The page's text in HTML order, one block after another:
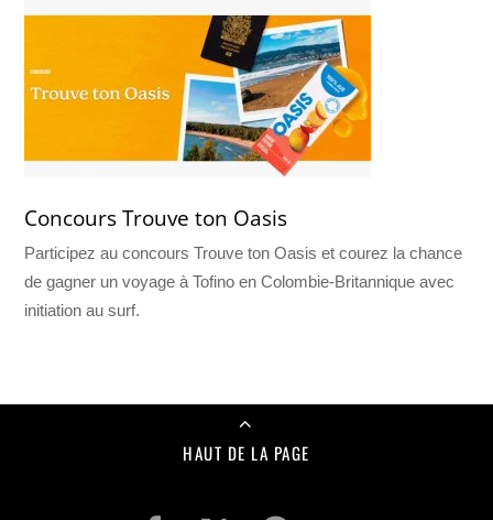
Concours Trouve ton Oasis
Participez au concours Trouve ton Oasis et courez la chance
de gagner un voyage à Tofino en Colombie-Britannique avec
initiation au surf.
HAUT DE LA PAGE